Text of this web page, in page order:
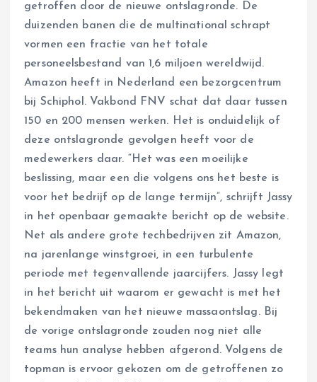
getroffen door de nieuwe ontslagronde. De
duizenden banen die de multinational schrapt
vormen een fractie van het totale
personeelsbestand van 1,6 miljoen wereldwijd.
Amazon heeft in Nederland een bezorgcentrum
bij Schiphol. Vakbond FNV schat dat daar tussen
150 en 200 mensen werken. Het is onduidelijk of
deze ontslagronde gevolgen heeft voor de
medewerkers daar. “Het was een moeilijke
beslissing, maar een die volgens ons het beste is
voor het bedrijf op de lange termijn”, schrijft Jassy
in het openbaar gemaakte bericht op de website.
Net als andere grote techbedrijven zit Amazon,
na jarenlange winstgroei, in een turbulente
periode met tegenvallende jaarcijfers. Jassy legt
in het bericht uit waarom er gewacht is met het
bekendmaken van het nieuwe massaontslag. Bij
de vorige ontslagronde zouden nog niet alle
teams hun analyse hebben afgerond. Volgens de
topman is ervoor gekozen om de getroffenen zo